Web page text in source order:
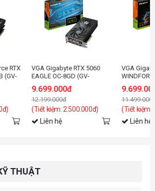
RTX
(GV-
VGA Gigabyte RTX 5060
EAGLE OC-8GD (GV-
9.699.000đ
12.199.000đ
(Tiết kiệm: 2.500.000đ)
Liên hệ
VGA
(Tiết kiệm:
Liên hệ
THUẬT